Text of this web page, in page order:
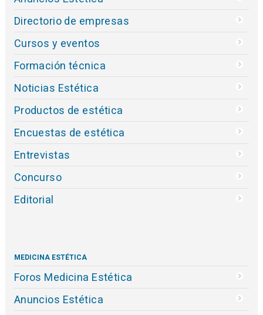
Directorio de empresas
Cursos y eventos
Formación técnica
Noticias Estética
Productos de estética
Encuestas de estética
Entrevistas
Concurso
Editorial
MEDICINA ESTÉTICA
Foros Medicina Estética
Anuncios Estética